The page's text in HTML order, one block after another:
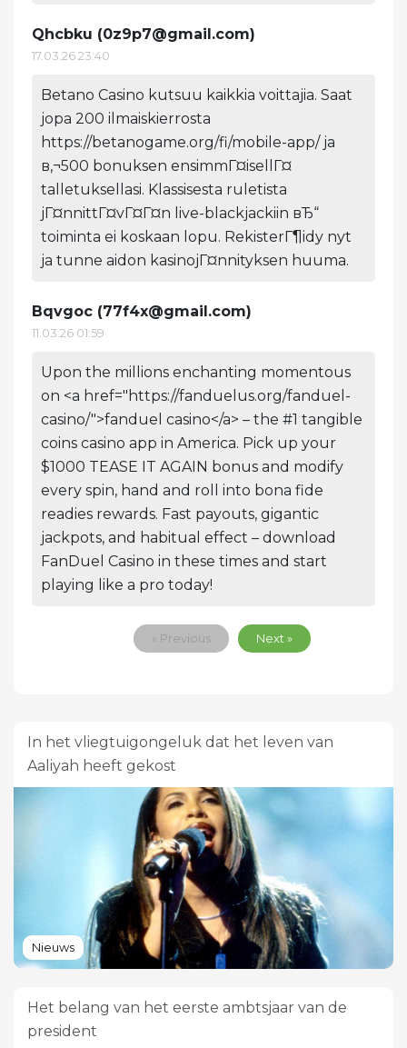
Qhcbku (0z9p7@gmail.com)
17.03.26 23:40
Betano Casino kutsuu kaikkia voittajia. Saat
jopa 200 ilmaiskierrosta
https://betanogame.org/fi/mobile-app/ ja
в‚¬500 bonuksen ensimmГ¤isellГ¤
talletuksellasi. Klassisesta ruletista
jГ¤nnittГ¤vГ¤Г¤n live-blackjackiin вЂ“
toiminta ei koskaan lopu. RekisterГ¶idy nyt
ja tunne aidon kasinojГ¤nnityksen huuma.
Bqvgoc (77f4x@gmail.com)
11.03.26 01:59
Upon the millions enchanting momentous
on <a href="https://fanduelus.org/fanduel-
casino/">fanduel casino</a> – the #1 tangible
coins casino app in America. Pick up your
$1000 TEASE IT AGAIN bonus and modify
every spin, hand and roll into bona fide
readies rewards. Fast payouts, gigantic
jackpots, and habitual effect – download
FanDuel Casino in these times and start
playing like a pro today!
« Previous Next »
In het vliegtuigongeluk dat het leven van
Aaliyah heeft gekost
Nieuws
Het belang van het eerste ambtsjaar van de
president